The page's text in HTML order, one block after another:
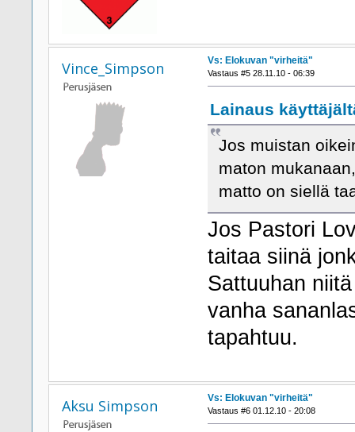
Vince_Simpson Vs: Elokuvan "virheitä"
Vastaus #5 28.11.10 - 06:39
Lainaus
Jos muistan
maton
matto on siellä
Jos Pastori
taitaa siinä
Sattuuhan
vanha
tapahtuu.
Aksu Simpson Vs: Elokuvan "virheitä"
Vastaus #6 01.12.10 - 20:08